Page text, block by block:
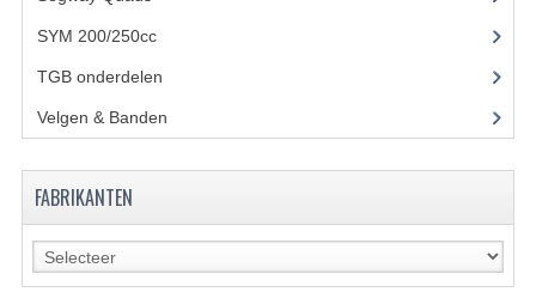
SYM 200/250cc(15)
TGB onderdelen
Velgen & Banden
FABRIKANTEN